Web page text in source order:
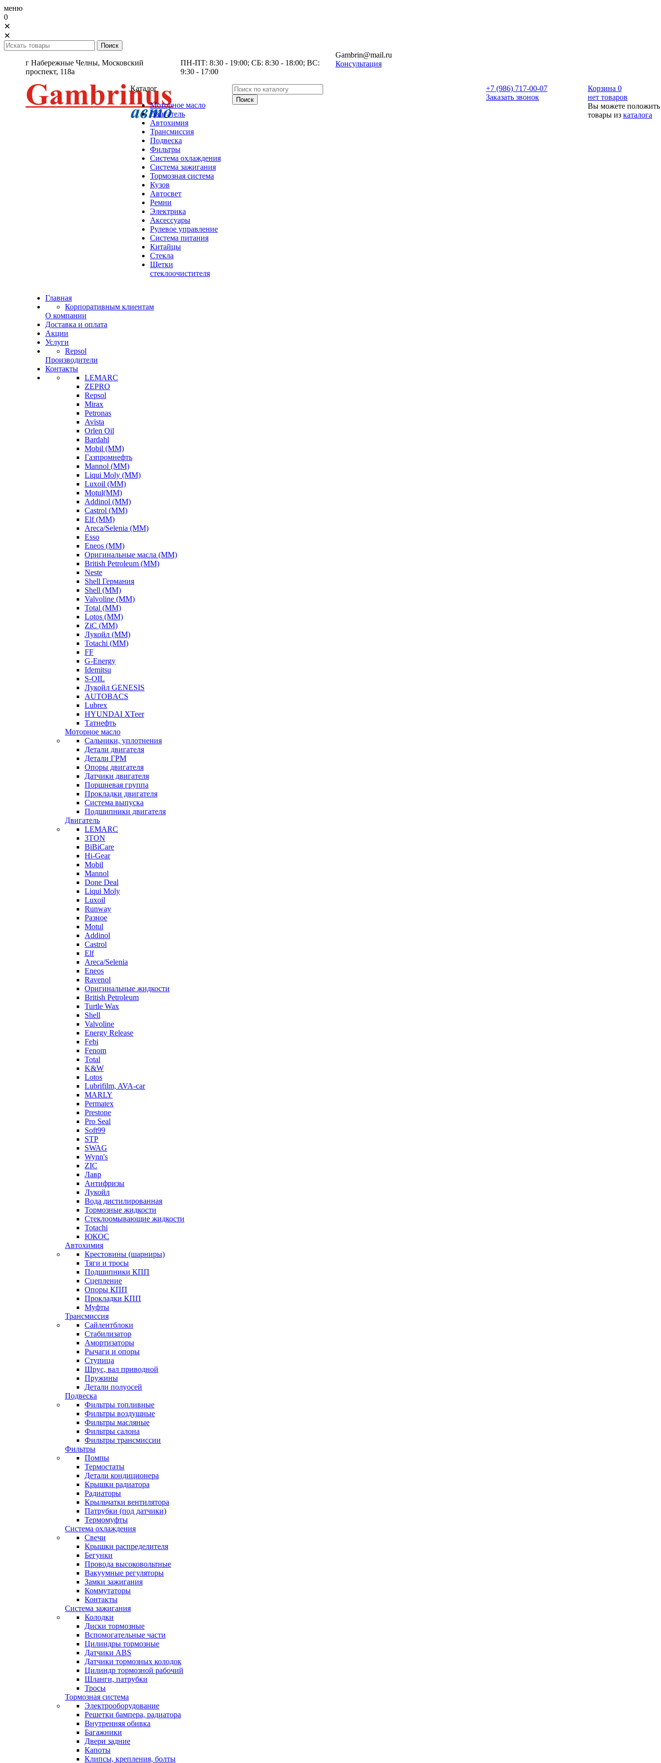
меню
0
✕
✕
г Набережные Челны, Московский
проспект, 118а
ПН-ПТ: 8:30 - 19:00; СБ: 8:30 - 18:00; ВС:
9:30 - 17:00
Gambrin@mail.ru
Консультация
Каталог
Моторное масло
Двигатель
Автохимия
Трансмиссия
Подвеска
Фильтры
Система охлаждения
Система зажигания
Тормозная система
Кузов
Автосвет
Ремни
Электрика
Аксессуары
Рулевое управление
Система питания
Китайцы
Стекла
Щетки
стеклоочистителя
+7 (986) 717-00-07
Заказать звонок
Корзина 0
нет товаров
Вы можете положить
товары из каталога
Главная
Корпоративным клиентам
О компании
Доставка и оплата
Акции
Услуги
Repsol
Производители
Контакты
LEMARC
ZEPRO
Repsol
Mirax
Petronas
Avista
Orlen Oil
Bardahl
Mobil (ММ)
Газпромнефть
Mannol (ММ)
Liqui Moly (ММ)
Luxoil (ММ)
Motul(ММ)
Addinol (ММ)
Castrol (ММ)
Elf (ММ)
Areca/Selenia (ММ)
Esso
Eneos (ММ)
Оригинальные масла (ММ)
British Petroleum (ММ)
Neste
Shell Германия
Shell (ММ)
Valvoline (ММ)
Total (ММ)
Lotos (ММ)
ZiC (ММ)
Лукойл (ММ)
Totachi (MM)
FF
G-Energy
Idemitsu
S-OIL
Лукойл GENESIS
AUTOBACS
Lubrex
HYUNDAI XTeer
Татнефть
Моторное масло
Сальники, уплотнения
Детали двигателя
Детали ГРМ
Опоры двигателя
Датчики двигателя
Поршневая группа
Прокладки двигателя
Система выпуска
Подшипники двигателя
Двигатель
LEMARC
3TON
BiBiCare
Hi-Gear
Mobil
Mannol
Done Deal
Liqui Moly
Luxoil
Runway
Разное
Motul
Addinol
Castrol
Elf
Areca/Selenia
Eneos
Ravenol
Оригинальные жидкости
British Petroleum
Turtle Wax
Shell
Valvoline
Energy Release
Febi
Fenom
Total
K&W
Lotos
Lubrifilm, AVA-car
MARLY
Permatex
Prestone
Pro Seal
Soft99
STP
SWAG
Wynn's
ZIC
Лавр
Антифризы
Лукойл
Вода дистилированная
Тормозные жидкости
Стеклоомывающие жидкости
Totachi
ЮКОС
Автохимия
Крестовины (шарниры)
Тяги и тросы
Подшипники КПП
Сцепление
Опоры КПП
Прокладки КПП
Муфты
Трансмиссия
Сайлентблоки
Стабилизатор
Амортизаторы
Рычаги и опоры
Ступица
Шрус, вал приводной
Пружины
Детали полуосей
Подвеска
Фильтры топливные
Фильтры воздушные
Фильтры масляные
Фильтры салона
Фильтры трансмиссии
Фильтры
Помпы
Термостаты
Детали кондиционера
Крышки радиатора
Радиаторы
Крыльчатки вентилятора
Патрубки (под датчики)
Термомуфты
Система охлаждения
Свечи
Крышки распределителя
Бегунки
Провода высоковольтные
Вакуумные регуляторы
Замки зажигания
Коммутаторы
Контакты
Система зажигания
Колодки
Диски тормозные
Вспомогательные части
Цилиндры тормозные
Датчики ABS
Датчики тормозных колодок
Цилиндр тормозной рабочий
Шланги, патрубки
Тросы
Тормозная система
Электрооборудование
Решетки бампера, радиатора
Внутренняя обивка
Багажники
Двери задние
Капоты
Клипсы, крепления, болты